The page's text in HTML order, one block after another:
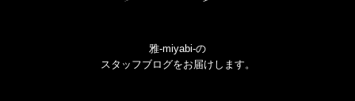
雅-miyabi-の
スタッフブログをお届けします。